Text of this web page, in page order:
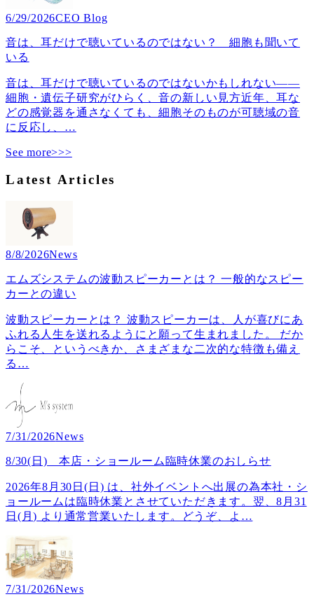
6/29/2026CEO Blog
音は、耳だけで聴いているのではない？ 細胞も聞いて
いる
音は、耳だけで聴いているのではないかもしれない――
細胞・遺伝子研究がひらく、音の新しい見方近年、耳な
どの感覚器を通さなくても、細胞そのものが可聴域の音
に反応し、 …
See more>>>
Latest Articles
8/8/2026News
エムズシステムの波動スピーカーとは？ 一般的なスピー
カーとの違い
波動スピーカーとは？ 波動スピーカーは、人が喜びにあ
ふれる人生を送れるようにと願って生まれました。 だか
らこそ、というべきか、さまざまな二次的な特徴も備え
る …
7/31/2026News
8/30(日) 本店・ショールーム臨時休業のおしらせ
2026年8月30日(日) は、社外イベントへ出展の為本社・シ
ョールームは臨時休業とさせていただきます。翌、8月31
日(月) より通常営業いたします。どうぞ、よ …
7/31/2026News